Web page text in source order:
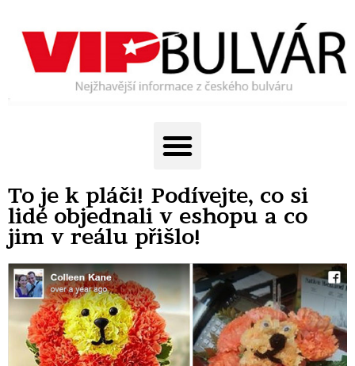
To je k pláči! Podívejte, co si
lidé objednali v eshopu a co
jim v reálu přišlo!